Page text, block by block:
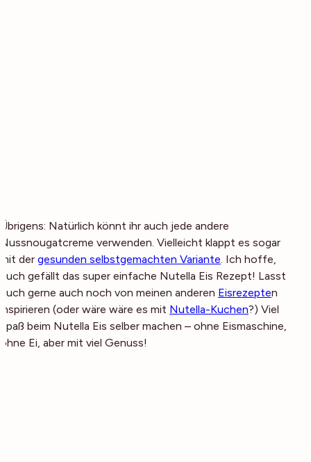
Übrigens: Natürlich könnt ihr auch jede andere
Nussnougatcreme verwenden. Vielleicht klappt es sogar
mit der gesunden selbstgemachten Variante . Ich hoffe,
euch gefällt das super einfache Nutella Eis Rezept! Lasst
euch gerne auch noch von meinen anderen Eisrezepten
inspirieren (oder wäre wäre es mit Nutella-Kuchen?) Viel
Spaß beim Nutella Eis selber machen – ohne Eismaschine,
ohne Ei, aber mit viel Genuss!